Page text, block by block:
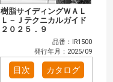
樹脂サイディングＷＡＬ
Ｌ－Ｊテクニカルガイド
２０２５．９
品番：IR1500
発行年月：2025/09
目次 カタログ